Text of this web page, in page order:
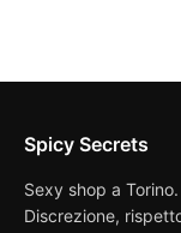
Spicy Secrets
Sexy shop a Torino.
Discrezione,